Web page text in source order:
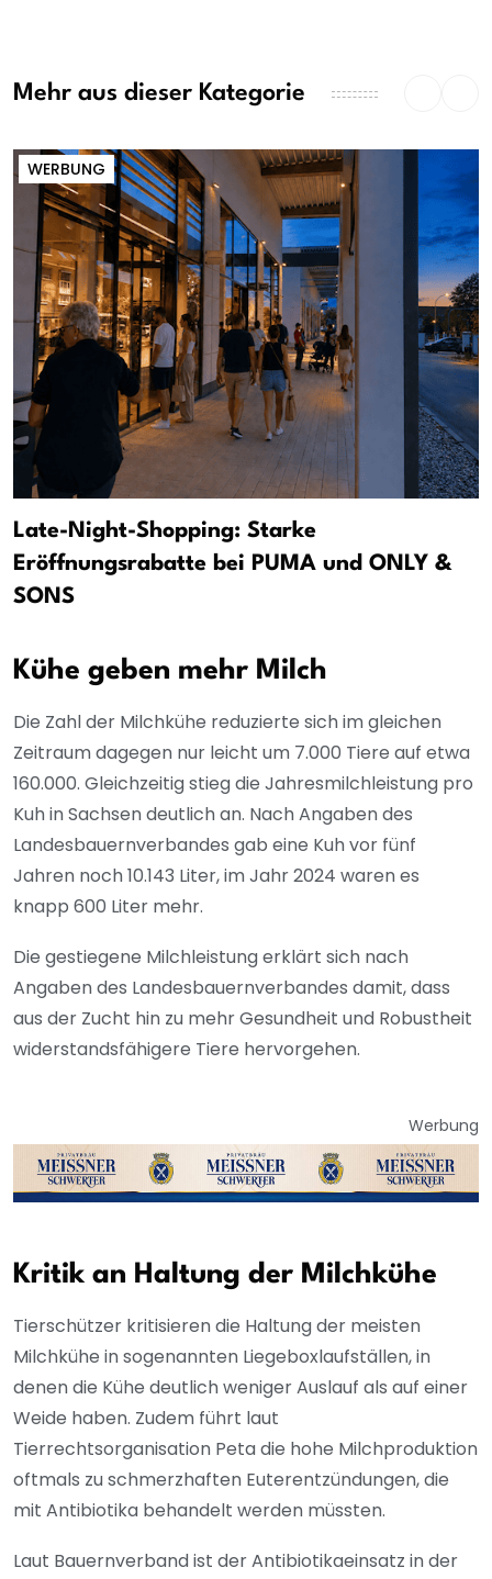
Mehr aus dieser Kategorie
WERBUNG
Late-Night-Shopping: Starke
Eröffnungsrabatte bei PUMA und ONLY &
SONS
Kühe geben mehr Milch
Die Zahl der Milchkühe reduzierte sich im gleichen
Zeitraum dagegen nur leicht um 7.000 Tiere auf etwa
160.000. Gleichzeitig stieg die Jahresmilchleistung pro
Kuh in Sachsen deutlich an. Nach Angaben des
Landesbauernverbandes gab eine Kuh vor fünf
Jahren noch 10.143 Liter, im Jahr 2024 waren es
knapp 600 Liter mehr.
Die gestiegene Milchleistung erklärt sich nach
Angaben des Landesbauernverbandes damit, dass
aus der Zucht hin zu mehr Gesundheit und Robustheit
widerstandsfähigere Tiere hervorgehen.
Werbung
Kritik an Haltung der Milchkühe
Tierschützer kritisieren die Haltung der meisten
Milchkühe in sogenannten Liegeboxlaufställen, in
denen die Kühe deutlich weniger Auslauf als auf einer
Weide haben. Zudem führt laut
Tierrechtsorganisation Peta die hohe Milchproduktion
oftmals zu schmerzhaften Euterentzündungen, die
mit Antibiotika behandelt werden müssten.
Laut Bauernverband ist der Antibiotikaeinsatz in der